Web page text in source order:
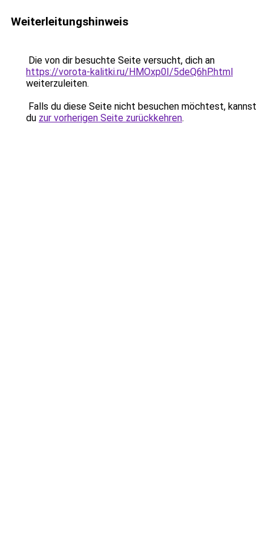
Weiterleitungshinweis
Die von dir besuchte Seite versucht, dich an
https://vorota-kalitki.ru/HMOxp0I/5deQ6hP.html
weiterzuleiten.
Falls du diese Seite nicht besuchen möchtest, kannst
du zur vorherigen Seite zurückkehren.